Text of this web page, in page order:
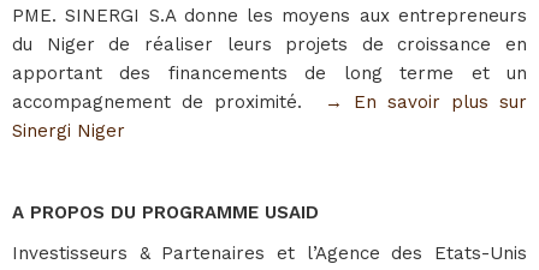
PME. SINERGI S.A donne les moyens aux entrepreneurs
du Niger de réaliser leurs projets de croissance en
apportant des financements de long terme et un
accompagnement de proximité.
→​ En savoir plus sur
Sinergi Niger
A PROPOS DU PROGRAMME USAID
Investisseurs & Partenaires et l’Agence des Etats-Unis